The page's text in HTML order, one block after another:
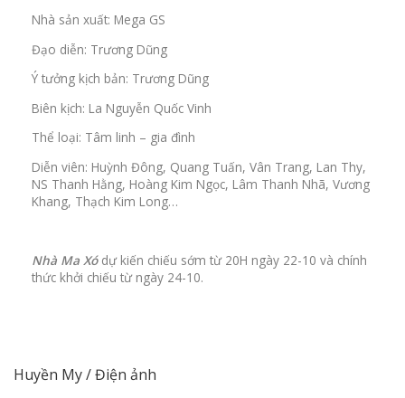
Nhà sản xuất: Mega GS
Đạo diễn: Trương Dũng
Ý tưởng kịch bản: Trương Dũng
Biên kịch: La Nguyễn Quốc Vinh
Thể loại: Tâm linh – gia đình
Diễn viên: Huỳnh Đông, Quang Tuấn, Vân Trang, Lan Thy,
NS Thanh Hằng, Hoàng Kim Ngọc, Lâm Thanh Nhã, Vương
Khang, Thạch Kim Long…
Nhà Ma Xódự kiến chiếu sớm từ 20H ngày 22-10 và chính
thức khởi chiếu từ ngày 24-10.
Huyền My / Điện ảnh